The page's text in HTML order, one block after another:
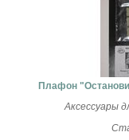
Плафон
Аксессуары